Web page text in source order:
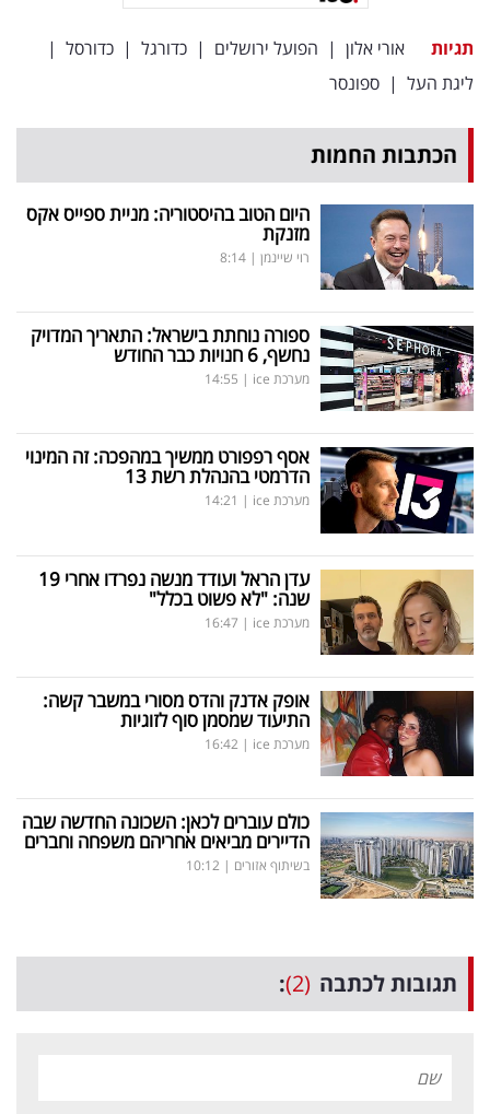
באייס
עקבו
אחרינו:
תגיות אורי אלון | הפועל ירושלים | כדורגל | כדורסל |
ליגת העל | ספונסר
הכתבות החמות
היום הטוב בהיסטוריה: מניית ספייס אקס
מזנקת
רוי שיינמן |
8:14
ספורה נוחתת בישראל: התאריך המדויק
נחשף, 6 חנויות כבר החודש
מערכת ice |
14:55
אסף רפפורט ממשיך במהפכה: זה המינוי
הדרמטי בהנהלת רשת 13
מערכת ice |
14:21
עדן הראל ועודד מנשה נפרדו אחרי 19
שנה: "לא פשוט בכלל"
מערכת ice |
16:47
אופק אדנק והדס מסורי במשבר קשה:
התיעוד שמסמן סוף לזוגיות
מערכת ice |
16:42
כולם עוברים לכאן: השכונה החדשה שבה
הדיירים מביאים אחריהם משפחה וחברים
בשיתוף אזורים |
10:12
תגובות לכתבה (2)
: